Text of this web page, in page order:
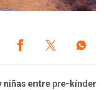
niñas entre pre-kínder